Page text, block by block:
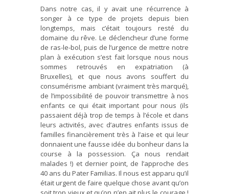
Dans notre cas, il y avait une récurrence à
songer à ce type de projets depuis bien
longtemps, mais c’était toujours resté du
domaine du rêve. Le déclencheur d’une forme
de ras-le-bol, puis de l’urgence de mettre notre
plan à exécution s’est fait lorsque nous nous
sommes retrouvés en expatriation (à
Bruxelles), et que nous avons souffert du
consumérisme ambiant (vraiment très marqué),
de l’impossibilité de pouvoir transmettre à nos
enfants ce qui était important pour nous (ils
passaient déjà trop de temps à l’école et dans
leurs activités, avec d’autres enfants issus de
familles financièrement très à l’aise et qui leur
donnaient une fausse idée du bonheur dans la
course à la possession. Ça nous rendait
malades !) et dernier point, de l’approche des
40 ans du Pater Familias. Il nous est apparu qu’il
était urgent de faire quelque chose avant qu’on